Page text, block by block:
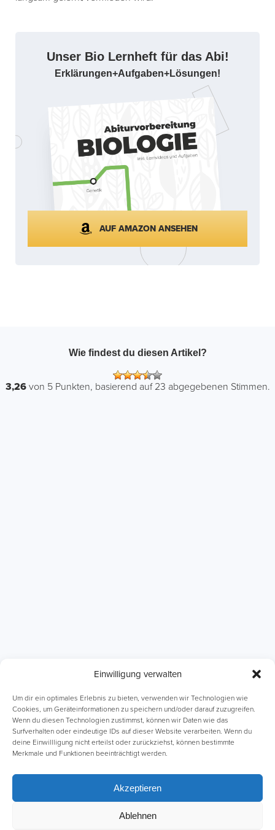
Einwilligung verwalten
Um dir ein optimales Erlebnis zu bieten, verwenden wir Technologien wie
Cookies, um Geräteinformationen zu speichern und/oder darauf zuzugreifen.
Wenn du diesen Technologien zustimmst, können wir Daten wie das
Surfverhalten oder eindeutige IDs auf dieser Website verarbeiten. Wenn du
deine Einwillligung nicht erteilst oder zurückziehst, können bestimmte
Merkmale und Funktionen beeinträchtigt werden.
Akzeptieren
Ablehnen
Unser Bio Lernheft für das Abi!
Erklärungen+Aufgaben+Lösungen!
AUF AMAZON ANSEHEN
Wie findest du diesen Artikel?
3,26von 5Punkten, basierend auf 23 abgegebenen Stimmen.
ABI Intensivkurse Online-Kurse
Einzelnachhilfe Lernhefte